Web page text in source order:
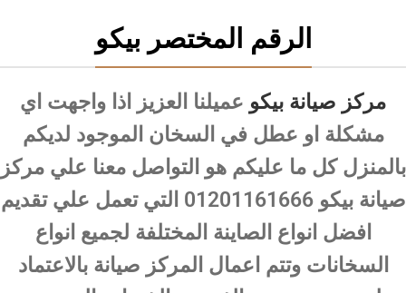
الرقم المختصر بيكو
مركز صيانة بيكو عميلنا العزيز اذا واجهت اي
مشكلة او عطل في السخان الموجود لديكم
بالمنزل كل ما عليكم هو التواصل معنا علي مركز
صيانة بيكو 01201161666 التي تعمل علي تقديم
افضل انواع الصاينة المختلفة لجميع انواع
السخانات وتتم اعمال المركز صيانة بالاعتماد